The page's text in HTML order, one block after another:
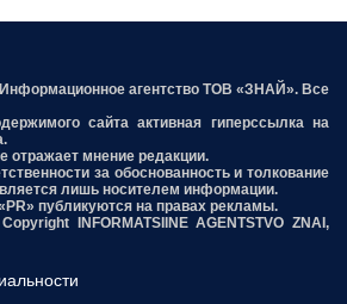
агентство ТОВ «ЗНАЙ». Все
сайта активная гиперссылка на
отражает мнение редакции.
за обоснованность и толкование
лишь носителем информации.
публикуются на правах рекламы.
INFORMATSIINE AGENTSTVO ZNAI,